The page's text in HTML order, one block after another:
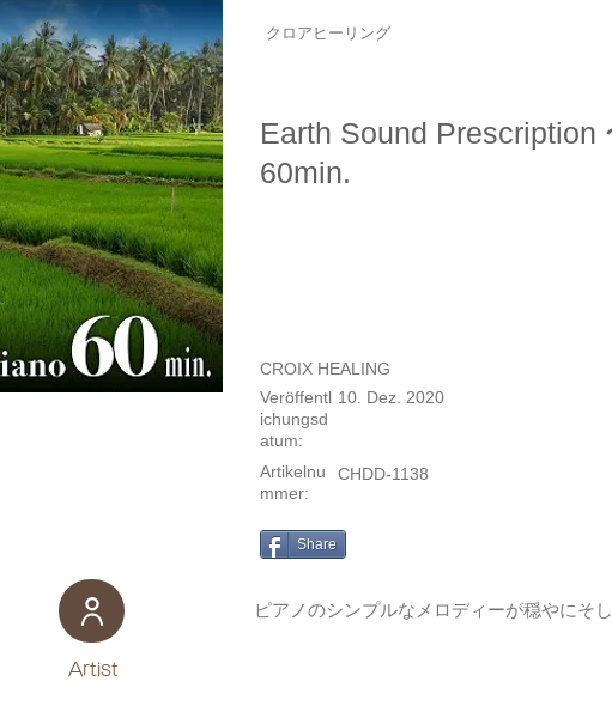
​Artist
クロアヒーリング
Earth Sound Prescription
60min.
CROIX HEALING
10. Dez. 2020
Veröffentl
ichungsd
atum:
Artikelnu
mmer:
CHDD-1138
Share
ピアノのシンプルなメロディーが穏やにそ